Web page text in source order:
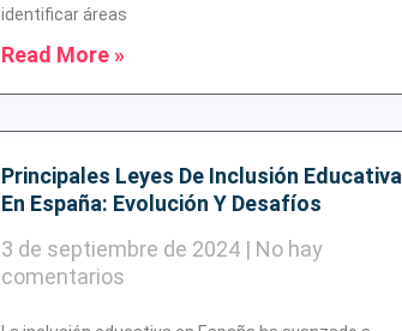
identificar áreas
Read More »
Principales Leyes De Inclusión Educativa
En España: Evolución Y Desafíos
3 de septiembre de 2024
No hay
comentarios